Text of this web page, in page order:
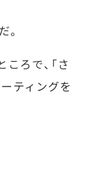
。
ろで、「さ
ティングを